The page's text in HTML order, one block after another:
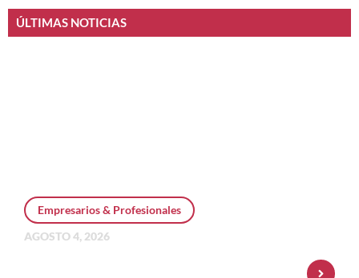
ÚLTIMAS NOTICIAS
Empresarios & Profesionales
AGOSTO 4, 2026